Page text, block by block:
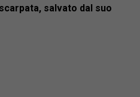
salvato dal suo